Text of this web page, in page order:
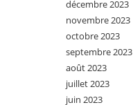
décembre 2023
novembre 2023
octobre 2023
septembre 2023
août 2023
juillet 2023
juin 2023